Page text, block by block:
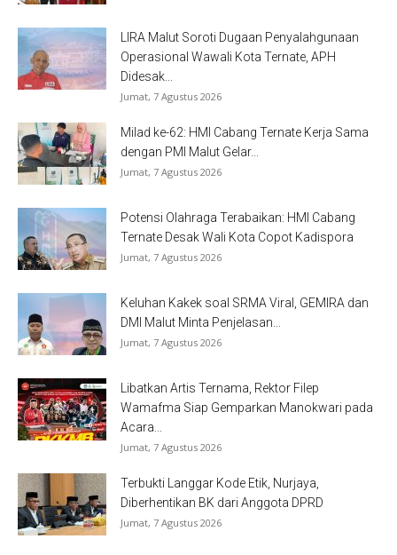
LIRA Malut Soroti Dugaan Penyalahgunaan
Operasional Wawali Kota Ternate, APH
Didesak...
Jumat, 7 Agustus 2026
Milad ke-62: HMI Cabang Ternate Kerja Sama
dengan PMI Malut Gelar...
Jumat, 7 Agustus 2026
Potensi Olahraga Terabaikan: HMI Cabang
Ternate Desak Wali Kota Copot Kadispora
Jumat, 7 Agustus 2026
Keluhan Kakek soal SRMA Viral, GEMIRA dan
DMI Malut Minta Penjelasan...
Jumat, 7 Agustus 2026
Libatkan Artis Ternama, Rektor Filep
Wamafma Siap Gemparkan Manokwari pada
Acara...
Jumat, 7 Agustus 2026
Terbukti Langgar Kode Etik, Nurjaya,
Diberhentikan BK dari Anggota DPRD
Jumat, 7 Agustus 2026